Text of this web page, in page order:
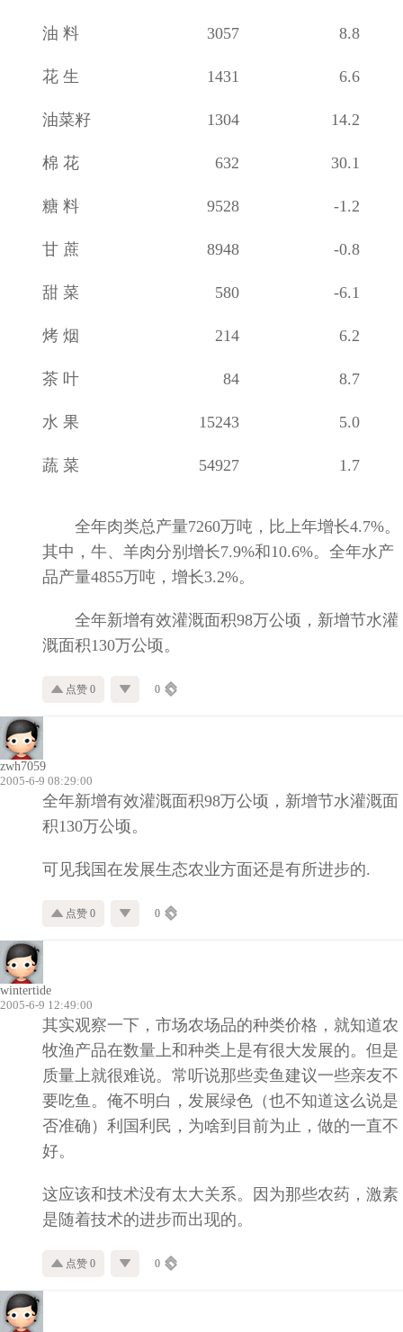
油 料 3057 8.8
花 生 1431 6.6
油菜籽 1304 14.2
棉 花 632 30.1
糖 料 9528 -1.2
甘 蔗 8948 -0.8
甜 菜 580 -6.1
烤 烟 214 6.2
茶 叶 84 8.7
水 果 15243 5.0
蔬 菜 54927 1.7
全年肉类总产量7260万吨，比上年增长4.7%。
其中，牛、羊肉分别增长7.9%和10.6%。全年水产
品产量4855万吨，增长3.2%。
全年新增有效灌溉面积98万公顷，新增节水灌
溉面积130万公顷。
点赞 0 0
zwh7059
2005-6-9 08:29:00
全年新增有效灌溉面积98万公顷，新增节水灌溉面
积130万公顷。
可见我国在发展生态农业方面还是有所进步的.
点赞 0 0
wintertide
2005-6-9 12:49:00
其实观察一下，市场农场品的种类价格，就知道农
牧渔产品在数量上和种类上是有很大发展的。但是
质量上就很难说。常听说那些卖鱼建议一些亲友不
要吃鱼。俺不明白，发展绿色（也不知道这么说是
否准确）利国利民，为啥到目前为止，做的一直不
好。
这应该和技术没有太大关系。因为那些农药，激素
是随着技术的进步而出现的。
点赞 0 0